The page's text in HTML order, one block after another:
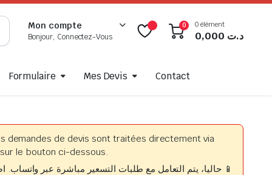
Mon compte
Bonjour, Connectez-Vous
0 0 élément
د.ت
Formulaire Mes Devis Contact
demandes de devis sont traitées directement via
le bouton ci-dessous.
📱 حاليا، يتم التعامل مع طلبات التسعير مباشرة عبر واتساب.